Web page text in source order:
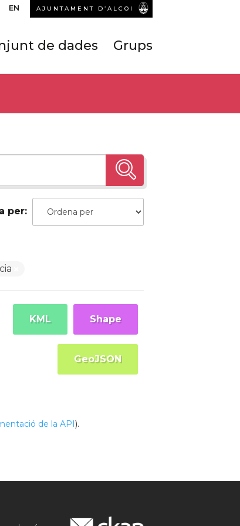
EN AJUNTAMENT D’ALCOI
de dades Grups
per
Shape
KML
GeoJSON
de la API).